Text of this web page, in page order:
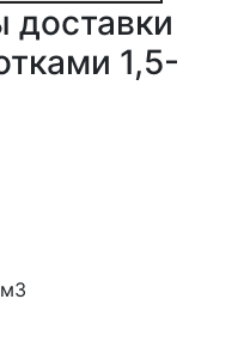
доставки
1,5-